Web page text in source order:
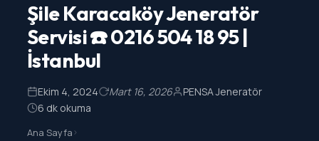
Şile Karacaköy Jeneratör
Servisi ☎️ 0216 504 18 95 |
İstanbul
Ekim 4, 2024 Mart 16, 2026
PENSA Jeneratör
6 dk okuma
Ana Sayfa>